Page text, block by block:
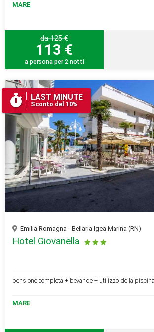
MARE
da 125 €
113 €
a persona per 2 notti
LAST MINUTE
Sconto del 10%
Emilia-Romagna - Bellaria Igea Marina (RN)
Hotel Giovanella
pensione completa + bevande + utilizzo della piscina
MARE